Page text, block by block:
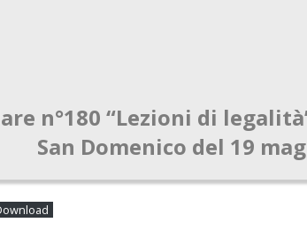
n°180 “Lezioni di
San Domenico del 19